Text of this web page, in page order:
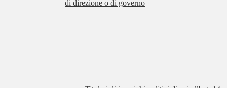
di direzione o di governo